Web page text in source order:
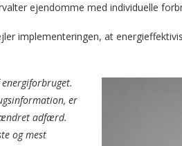
ejendomme med individuelle
implementeringen, at
er
adfærd.
og mest